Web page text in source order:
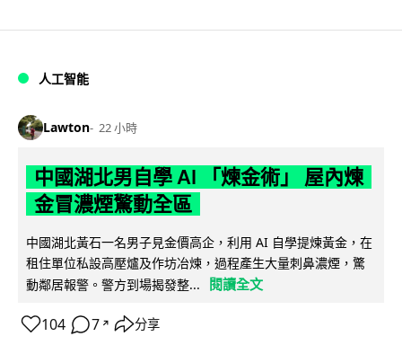
人工智能
Lawton 22 小時
中國湖北男自學 AI 「煉金術」 屋內煉
金冒濃煙驚動全區
中國湖北黃石一名男子見金價高企，利用 AI 自學提煉黃金，在
租住單位私設高壓爐及作坊冶煉，過程產生大量刺鼻濃煙，驚
動鄰居報警。警方到場揭發整...
閱讀全文
104 7 ↗ 分享